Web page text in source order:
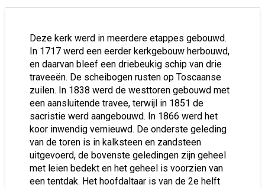
Deze kerk werd in meerdere etappes gebouwd.
In 1717 werd een eerder kerkgebouw herbouwd,
en daarvan bleef een driebeukig schip van drie
traveeën. De scheibogen rusten op Toscaanse
zuilen. In 1838 werd de westtoren gebouwd met
een aansluitende travee, terwijl in 1851 de
sacristie werd aangebouwd. In 1866 werd het
koor inwendig vernieuwd. De onderste geleding
van de toren is in kalksteen en zandsteen
uitgevoerd, de bovenste geledingen zijn geheel
met leien bedekt en het geheel is voorzien van
een tentdak. Het hoofdaltaar is van de 2e helft